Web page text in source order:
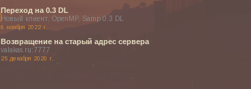
Переход на 0.3 DL
Новый клиент, OpenMP, Samp 0.3 DL
6 ноября 2022 г.
Возвращение на старый адрес сервера
valakas.ru:7777
25 декабря 2020 г.